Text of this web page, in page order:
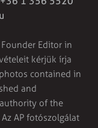
Editor in
kérjük írja
contained in
and
of the
AP fotószolgálat